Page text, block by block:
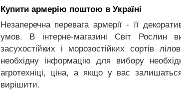
Купити армерію поштою в Україні
Незаперечна перевага армерії - її
умов. В інтерне-магазині Світ
засухостійких і морозостійких сортів
необхідну інформацію для вибору
агротехніці, ціна, а якщо у вас
вирішити.